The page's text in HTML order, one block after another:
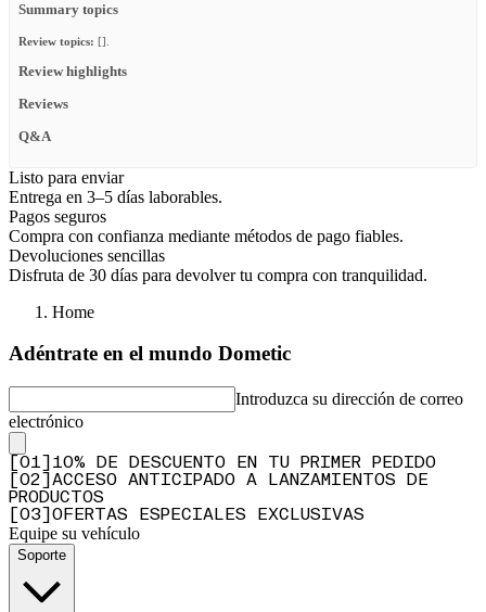
Summary topics
Review topics: [].
Review highlights
Reviews
Q&A
Listo para enviar
Entrega en 3–5 días laborables.
Pagos seguros
Compra con confianza mediante métodos de pago fiables.
Devoluciones sencillas
Disfruta de 30 días para devolver tu compra con tranquilidad.
Home
Adéntrate en el mundo Dometic
Introduzca su dirección de correo
electrónico
01
10% DE DESCUENTO EN TU PRIMER PEDIDO
02
ACCESO ANTICIPADO A LANZAMIENTOS DE
PRODUCTOS
03 OFERTAS ESPECIALES EXCLUSIVAS
Equipe su vehículo
Soporte